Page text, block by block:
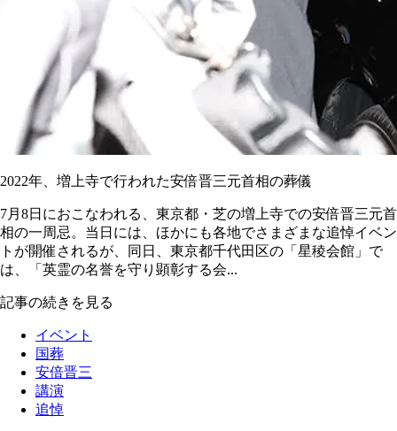
2022年、増上寺で行われた安倍晋三元首相の葬儀
7月8日におこなわれる、東京都・芝の増上寺での安倍晋三元首
相の一周忌。当日には、ほかにも各地でさまざまな追悼イベン
トが開催されるが、同日、東京都千代田区の「星稜会館」で
は、「英霊の名誉を守り顕彰する会...
記事の続きを見る
イベント
国葬
安倍晋三
講演
追悼